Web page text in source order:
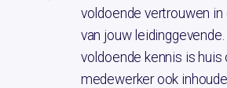
voldoende vertrouwen
van jouw
voldoende kennis is huis
medewerker ook